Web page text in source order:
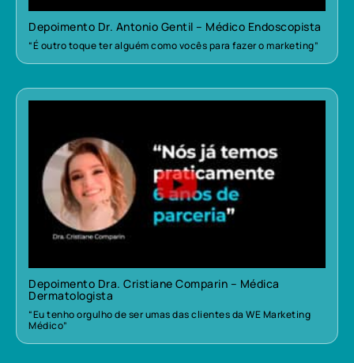
Depoimento Dr. Antonio Gentil – Médico Endoscopista
“É outro toque ter alguém como vocês para fazer o marketing”
Depoimento Dra. Cristiane Comparin – Médica
Dermatologista
“Eu tenho orgulho de ser umas das clientes da WE Marketing
Médico”